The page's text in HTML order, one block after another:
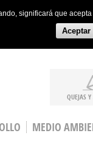
significará que
Aceptar
QUEJAS Y
MEDIO